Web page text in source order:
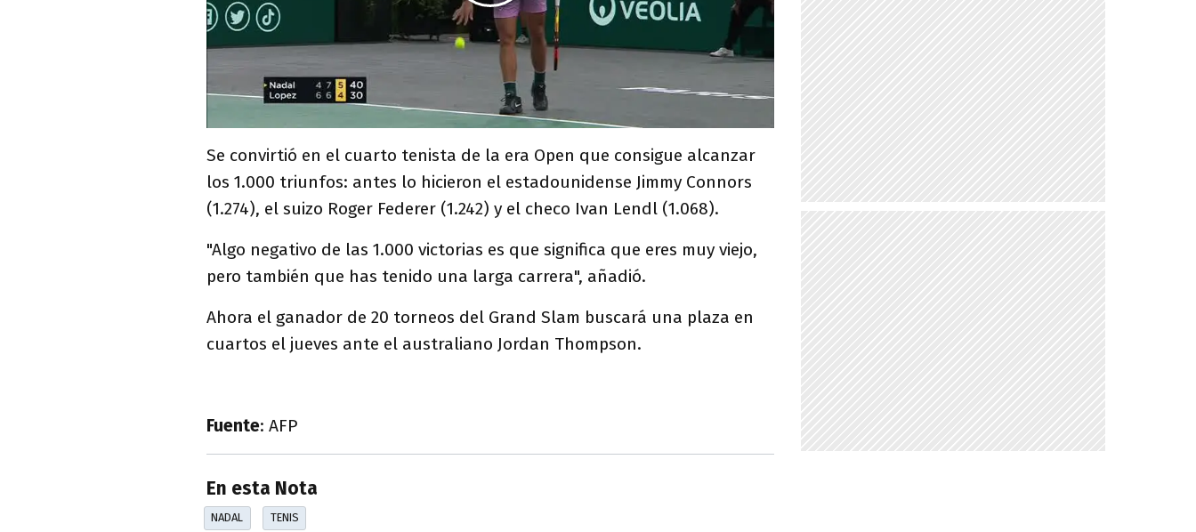
Se convirtió en el cuarto tenista de la era Open que consigue alcanzar
los 1.000 triunfos: antes lo hicieron el estadounidense Jimmy Connors
(1.274), el suizo Roger Federer (1.242) y el checo Ivan Lendl (1.068).
"Algo negativo de las 1.000 victorias es que significa que eres muy viejo,
pero también que has tenido una larga carrera", añadió.
Ahora el ganador de 20 torneos del Grand Slam buscará una plaza en
cuartos el jueves ante el australiano Jordan Thompson.
Fuente: AFP
En esta Nota
NADAL TENIS